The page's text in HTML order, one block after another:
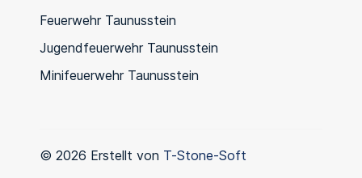
Feuerwehr Taunusstein
Jugendfeuerwehr Taunusstein
Minifeuerwehr Taunusstein
© 2026 Erstellt von T-Stone-Soft